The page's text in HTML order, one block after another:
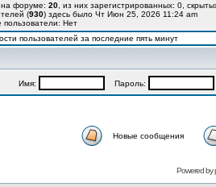
на форуме: 20 , из них зарегистрированных: 0,
(930) здесь было Чт Июн 25, 2026 11:24 am
пользователи: Нет
пользователей за последние пять минут
Имя: Пароль:
Новые сообщения
Powered by